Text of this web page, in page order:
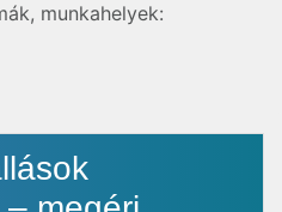
munkahelyek: